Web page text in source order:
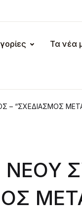
Τα νέα
“ΣΧΕΔΙΑΣΜΟΣ